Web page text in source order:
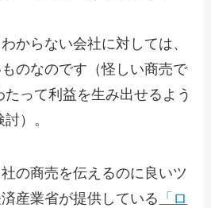
からない会社に対しては、
のなのです（怪しい商売で
って利益を生み出せるよう
）。
の商売を伝えるのに良いツ
産業省が提供している 「ロ